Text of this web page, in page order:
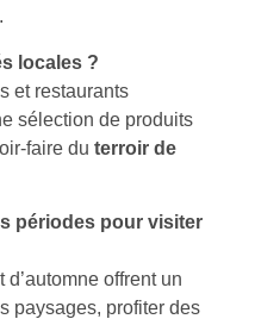
locales ?
et restaurants
sélection de produits
faire du terroir de
périodes pour visiter
offrent un
paysages, profiter des